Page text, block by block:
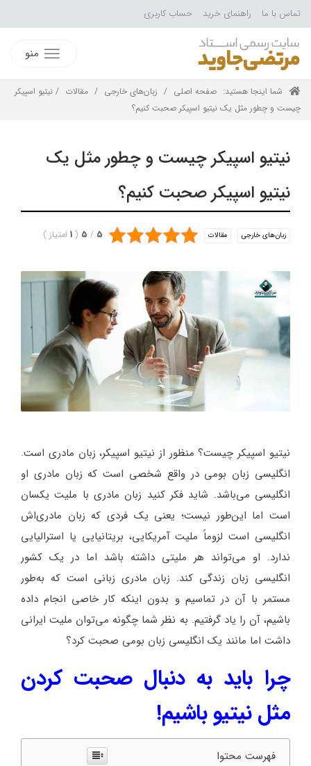
تماس با ما راهنمای خرید حساب کاربری
منو
شما اینجا هستید: صفحه اصلی / زبان‌های خارجی / مقالات / نیتیو اسپیکر
چیست و چطور مثل یک نیتیو اسپیکر صحبت کنیم؟
نیتیو اسپیکر چیست و چطور مثل یک
نیتیو اسپیکر صحبت کنیم؟
زبان‌های خارجی مقالات 5
/
5
(
1 امتیاز)
نیتیو اسپیکر چیست؟ منظور از نیتیو اسپیکر، زبان مادری است.
انگلیسی زبان بومی در واقع شخصی است که زبان مادری او
انگلیسی می‌باشد. شاید فکر کنید زبان مادری با ملیت یکسان
است اما این‌طور نیست؛ یعنی یک فردی که زبان مادری‌اش
انگلیسی است لزوماً ملیت آمریکایی، بریتانیایی یا استرالیایی
ندارد. او می‌تواند هر ملیتی داشته باشد اما در یک کشور
انگلیسی زبان زندگی کند. زبان مادری زبانی است که به‌طور
مستمر با آن در تماسیم و بدون اینکه کار خاصی انجام داده
باشیم، آن را یاد گرفتیم. به نظر شما چگونه می‌توان ملیت ایرانی
داشت اما مانند یک انگلیسی زبان بومی صحبت کرد؟
چرا باید به دنبال صحبت کردن
مثل نیتیو باشیم!
فهرست محتوا